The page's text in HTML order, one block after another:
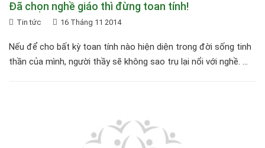
Đã chọn nghề giáo thì đừng toan tính!
Tin tức 16 Tháng 11 2014
Nếu để cho bất kỳ toan tính nào hiện diện trong đời sống tinh
thần của mình, người thầy sẽ không sao trụ lại nổi với nghề. ...